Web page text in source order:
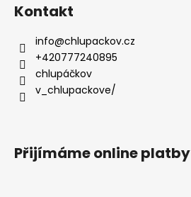
Kontakt
info@chlupackov.cz
+420777240895
chlupáčkov
v_chlupackove/
Přijímáme online platby